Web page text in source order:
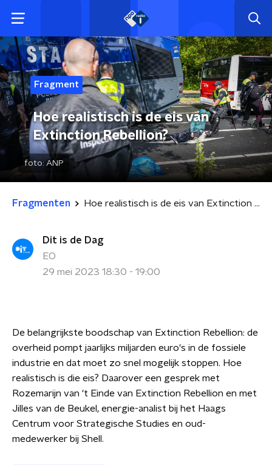
Fragment
Hoe realistisch is de eis van
Extinction Rebellion?
foto: ANP
Fragmenten Hoe realistisch is de eis van Extinction Rebellion?
Dit is de Dag
EO
29 mei 2023 18:30 - 19:00
De belangrijkste boodschap van Extinction Rebellion: de
overheid pompt jaarlijks miljarden euro's in de fossiele
industrie en dat moet zo snel mogelijk stoppen. Hoe
realistisch is die eis? Daarover een gesprek met
Rozemarijn van 't Einde van Extinction Rebellion en met
Jilles van de Beukel, energie-analist bij het Haags
Centrum voor Strategische Studies en oud-
medewerker bij Shell.